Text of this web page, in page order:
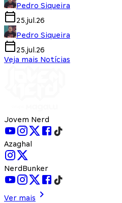
Pedro Siqueira
25.jul.26
Pedro Siqueira
25.jul.26
Veja mais Notícias
Jovem Nerd
Azaghal
NerdBunker
Ver mais